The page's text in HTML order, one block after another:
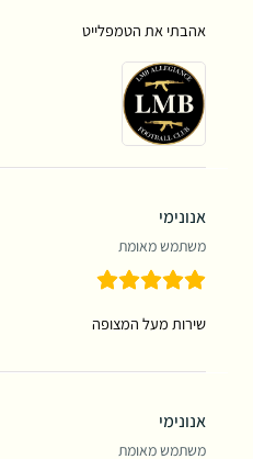
אהבתי את הטמפלייט
אנונימי
משתמש מאומת
שירות מעל המצופה
אנונימי
משתמש מאומת